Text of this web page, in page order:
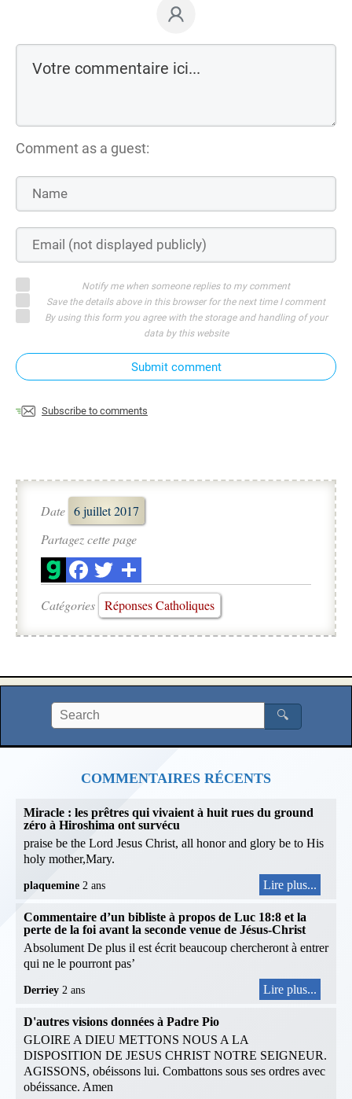
Comment as a guest:
Notify me when someone replies to my comment
Save the details above in this browser for the next time I comment
By using this form you agree with the storage and handling of your
data by this website
Submit comment
Subscribe to comments
Date 6 juillet 2017
Partagez cette page
Catégories Réponses Catholiques
🔍
COMMENTAIRES RÉCENTS
Miracle : les prêtres qui vivaient à huit rues du ground
zéro à Hiroshima ont survécu
praise be the Lord Jesus Christ, all honor and glory be to His
holy mother,Mary.
plaquemine 2 ans Lire plus...
Commentaire d’un bibliste à propos de Luc 18:8 et la
perte de la foi avant la seconde venue de Jésus-Christ
Absolument De plus il est écrit beaucoup chercheront à entrer
qui ne le pourront pas’
Derriey 2 ans Lire plus...
D'autres visions données à Padre Pio
GLOIRE A DIEU METTONS NOUS A LA
DISPOSITION DE JESUS CHRIST NOTRE SEIGNEUR.
AGISSONS, obéissons lui. Combattons sous ses ordres avec
obéissance. Amen